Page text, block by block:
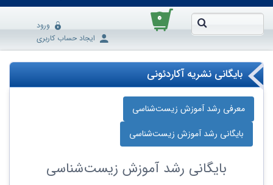
۰
ورود
ایجاد حساب کاربری
بایگانی نشریه آکاردئونی
معرفی رشد آموزش زیست‌شناسی
بایگانی رشد آموزش زیست‌شناسی
بایگانی رشد آموزش زیست‌شناسی